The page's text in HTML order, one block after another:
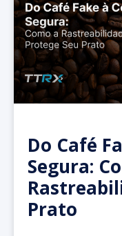
Do Café
Segura:
Prato